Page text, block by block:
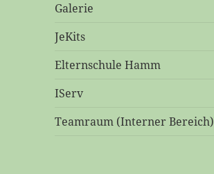
Galerie
JeKits
Elternschule Hamm
IServ
Teamraum (Interner Bereich)